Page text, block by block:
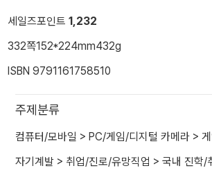
세일즈포인트 1,232
332쪽152*224mm432g
ISBN 9791161758510
주제분류
컴퓨터/모바일 > PC/게임/디지털 카메라 >
자기계발 > 취업/진로/유망직업 > 국내 진학/